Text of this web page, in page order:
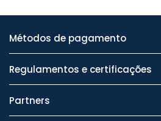
Métodos de pagamento
Regulamentos e certificações
Partners